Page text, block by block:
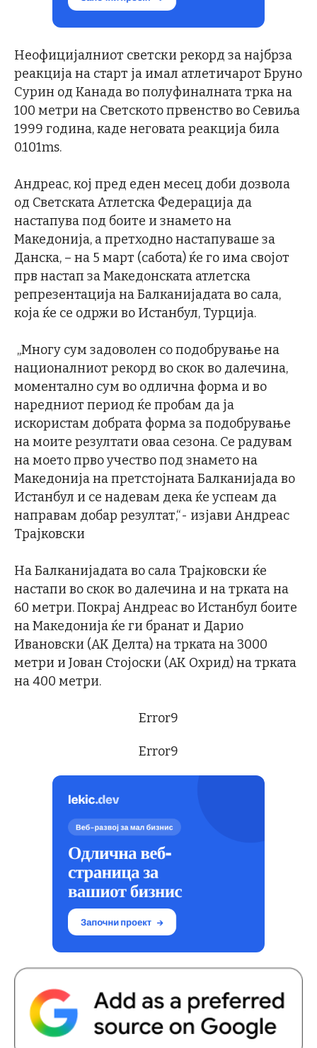
Неофицијалниот светски рекорд за најбрза
реакција на старт ја имал атлетичарот Бруно
Сурин од Канада во полуфиналната трка на
100 метри на Светското првенство во Севиља
1999 година, каде неговата реакција била
0.101ms.
Андреас, кој пред еден месец доби дозвола
од Светската Атлетска Федерација да
настапува под боите и знамето на
Македонија, а претходно настапуваше за
Данска, – на 5 март (сабота) ќе го има својот
прв настап за Македонската атлетска
репрезентација на Балканијадата во сала,
која ќе се одржи во Истанбул, Турција.
„Многу сум задоволен со подобрување на
националниот рекорд во скок во далечина,
моментално сум во одлична форма и во
наредниот период ќе пробам да ја
искористам добрата форма за подобрување
на моите резултати оваа сезона. Се радувам
на моето прво учество под знамето на
Македонија на претстојната Балканијада во
Истанбул и се надевам дека ќе успеам да
направам добар резултат,“- изјави Андреас
Трајковски
На Балканијадата во сала Трајковски ќе
настапи во скок во далечина и на трката на
60 метри. Покрај Андреас во Истанбул боите
на Македонија ќе ги бранат и Дарио
Ивановски (АК Делта) на трката на 3000
метри и Јован Стојоски (АК Охрид) на трката
на 400 метри.
Error9
Error9